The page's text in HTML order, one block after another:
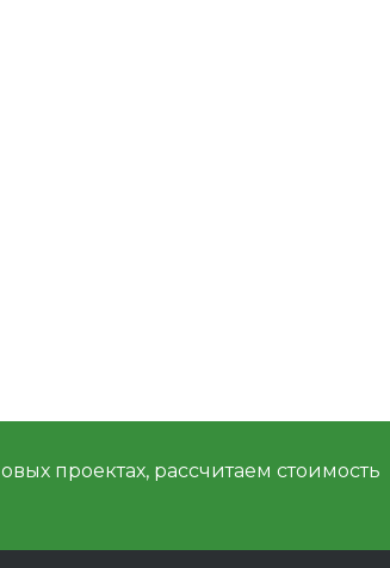
проектах, рассчитаем стоимость